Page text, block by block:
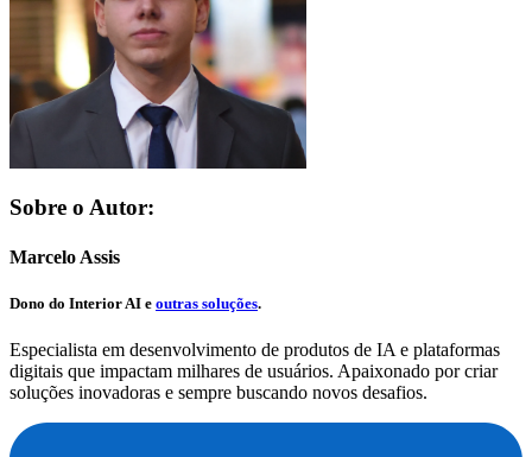
Sobre o Autor:
Marcelo Assis
Dono do Interior AI e outras soluções.
Especialista em desenvolvimento de produtos de IA e plataformas
digitais que impactam milhares de usuários. Apaixonado por criar
soluções inovadoras e sempre buscando novos desafios.